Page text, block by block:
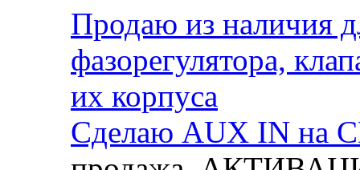
Продаю из наличия
фазорегулятора,
их корпуса
Сделаю AUX IN на